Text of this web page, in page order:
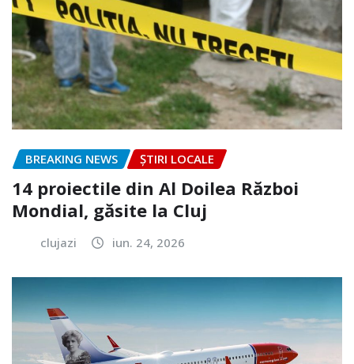
BREAKING NEWS ȘTIRI LOCALE
14 proiectile din Al Doilea Război
Mondial, găsite la Cluj
clujazi iun. 24, 2026